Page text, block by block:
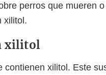
perros que mueren
xilitol.
xilitol
xilitol. Este